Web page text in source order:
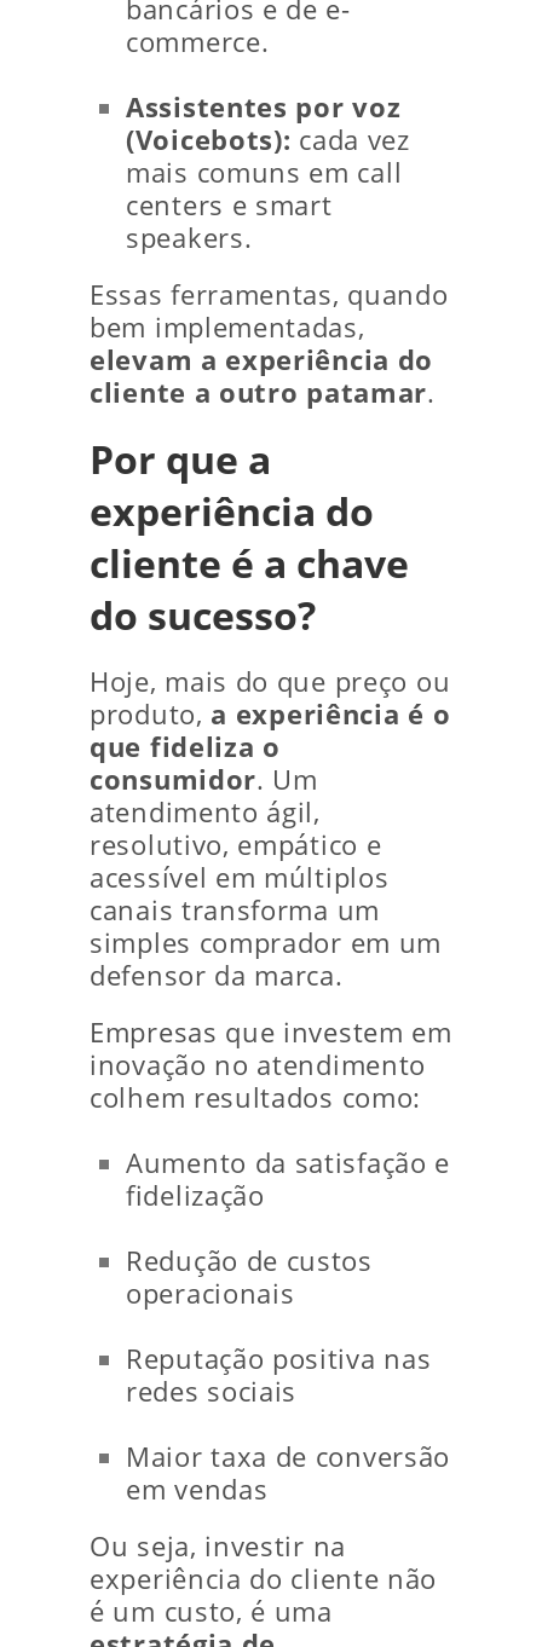
bancários e de e-
commerce.
Assistentes por voz
(Voicebots): cada vez
mais comuns em call
centers e smart
speakers.
Essas ferramentas, quando
bem implementadas,
elevam a experiência do
cliente a outro patamar.
Por que a
experiência do
cliente é a chave
do sucesso?
Hoje, mais do que preço ou
produto, a experiência é o
que fideliza o
consumidor. Um
atendimento ágil,
resolutivo, empático e
acessível em múltiplos
canais transforma um
simples comprador em um
defensor da marca.
Empresas que investem em
inovação no atendimento
colhem resultados como:
Aumento da satisfação e
fidelização
Redução de custos
operacionais
Reputação positiva nas
redes sociais
Maior taxa de conversão
em vendas
Ou seja, investir na
experiência do cliente não
é um custo, é uma